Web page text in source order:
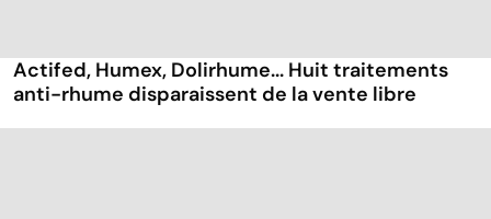
Actifed, Humex, Dolirhume... Huit traitements
anti-rhume disparaissent de la vente libre